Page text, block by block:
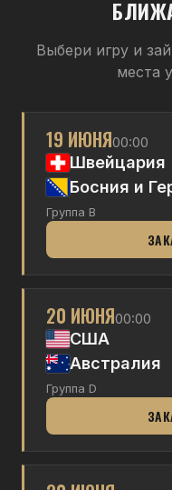
Выбери игру и
места
19 ИЮНЯ00:00
Швейцария
Босния и
Группа B
20 ИЮНЯ00:00
США
Австралия
Группа D